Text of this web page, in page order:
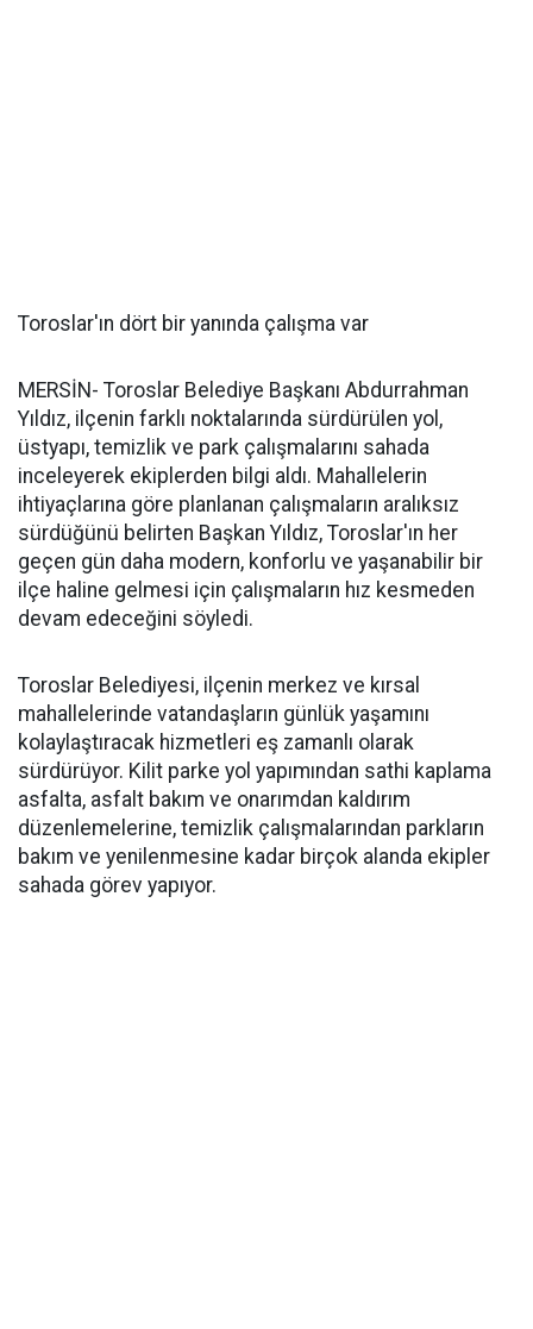
Toroslar'ın dört bir yanında çalışma var
MERSİN- Toroslar Belediye Başkanı Abdurrahman
Yıldız, ilçenin farklı noktalarında sürdürülen yol,
üstyapı, temizlik ve park çalışmalarını sahada
inceleyerek ekiplerden bilgi aldı. Mahallelerin
ihtiyaçlarına göre planlanan çalışmaların aralıksız
sürdüğünü belirten Başkan Yıldız, Toroslar'ın her
geçen gün daha modern, konforlu ve yaşanabilir bir
ilçe haline gelmesi için çalışmaların hız kesmeden
devam edeceğini söyledi.
Toroslar Belediyesi, ilçenin merkez ve kırsal
mahallelerinde vatandaşların günlük yaşamını
kolaylaştıracak hizmetleri eş zamanlı olarak
sürdürüyor. Kilit parke yol yapımından sathi kaplama
asfalta, asfalt bakım ve onarımdan kaldırım
düzenlemelerine, temizlik çalışmalarından parkların
bakım ve yenilenmesine kadar birçok alanda ekipler
sahada görev yapıyor.